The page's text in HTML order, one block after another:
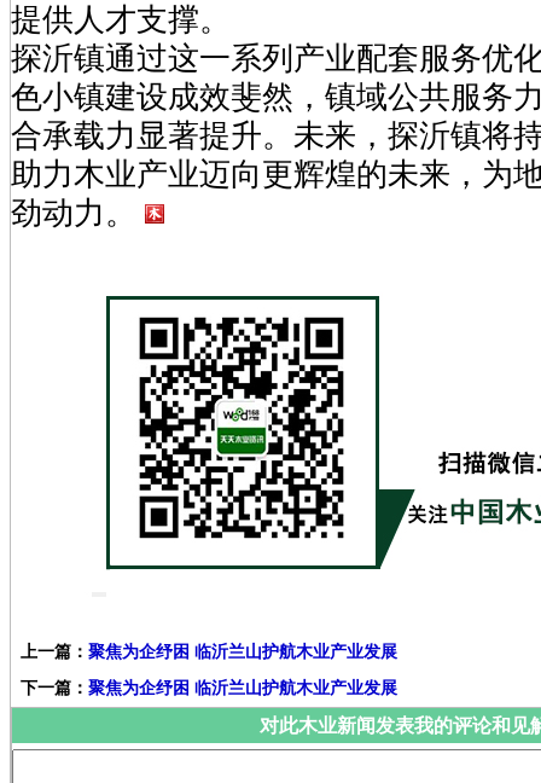
提供人才支撑。
探沂镇通过这一系列产业配套服务优
色小镇建设成效斐然，镇域公共服务
合承载力显著提升。未来，探沂镇将
助力木业产业迈向更辉煌的未来，为
劲动力。
上一篇： 聚焦为企纾困 临沂兰山护航木业产业发展
下一篇： 聚焦为企纾困 临沂兰山护航木业产业发展
对此木业新闻发表我的评论和见